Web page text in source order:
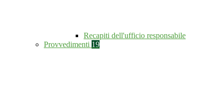
Recapiti dell'ufficio responsabile
Provvedimenti 19